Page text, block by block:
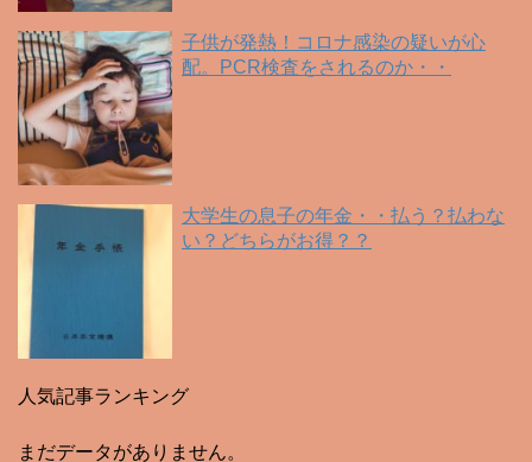
子供が発熱！コロナ感染の疑いが心
配。PCR検査をされるのか・・
大学生の息子の年金・・払う？払わな
い？どちらがお得？？
人気記事ランキング
まだデータがありません。